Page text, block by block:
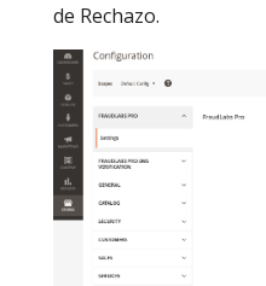
de Rechazo.